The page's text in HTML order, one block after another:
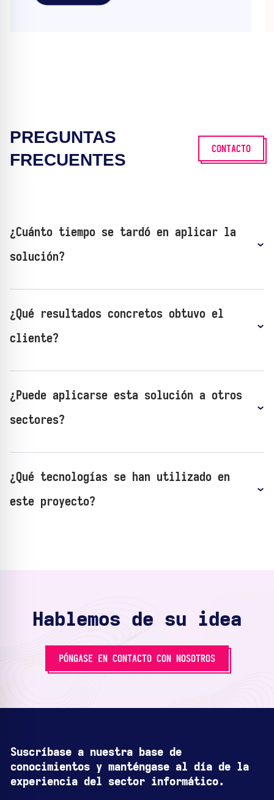
PREGUNTAS
FRECUENTES
CONTACTO
¿Cuánto tiempo se tardó en aplicar la
solución?
¿Qué resultados concretos obtuvo el
cliente?
¿Puede aplicarse esta solución a otros
sectores?
¿Qué tecnologías se han utilizado en
este proyecto?
Hablemos de su idea
PÓNGASE EN CONTACTO CON NOSOTROS
Suscríbase a nuestra base de
conocimientos y manténgase al día de la
experiencia del sector informático.